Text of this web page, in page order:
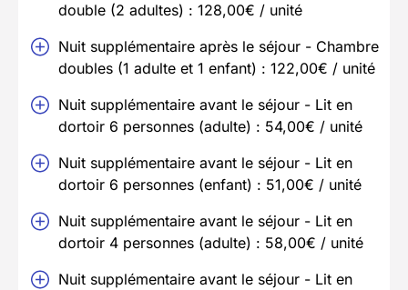
double (2 adultes) : 128,00€ / unité
Nuit supplémentaire après le séjour - Chambre
doubles (1 adulte et 1 enfant) : 122,00€ / unité
Nuit supplémentaire avant le séjour - Lit en
dortoir 6 personnes (adulte) : 54,00€ / unité
Nuit supplémentaire avant le séjour - Lit en
dortoir 6 personnes (enfant) : 51,00€ / unité
Nuit supplémentaire avant le séjour - Lit en
dortoir 4 personnes (adulte) : 58,00€ / unité
Nuit supplémentaire avant le séjour - Lit en